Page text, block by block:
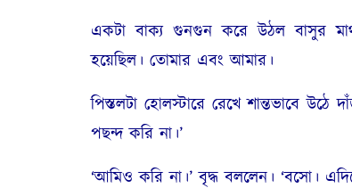
একটা বাক্য গুনগুন করে উঠল বাসুর
হয়েছিল। তোমার এবং আমার।
পিস্তলটা হোলস্টারে রেখে শান্তভাবে
পছন্দ করি না।’
‘আমিও করি না।’ বৃদ্ধ বললেন। ‘বসো।